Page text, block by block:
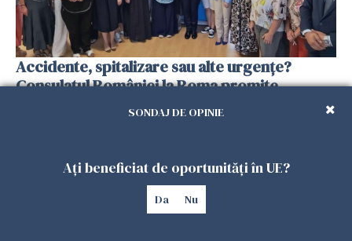
Accidente, spitalizare sau alte urgențe?
Consulatul României la Roma promite
intervenții în doar 24 de ore
SONDAJ DE OPINIE
Ați beneficiat de oportunități în UE?
Da Nu